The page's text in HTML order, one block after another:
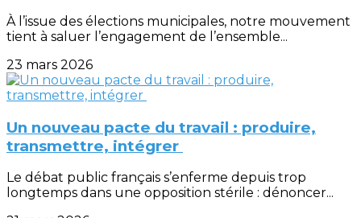
À l’issue des élections municipales, notre mouvement
tient à saluer l’engagement de l’ensemble...
23 mars 2026
Un nouveau pacte du travail : produire,
transmettre, intégrer
Le débat public français s’enferme depuis trop
longtemps dans une opposition stérile : dénoncer...